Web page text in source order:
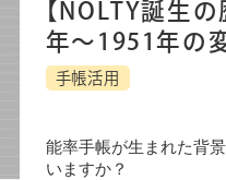
5つの強み
導入実績
セミナー
【NOLTY誕生
年～1951年の
手帳活用
能率手帳が生まれた背
いますか？